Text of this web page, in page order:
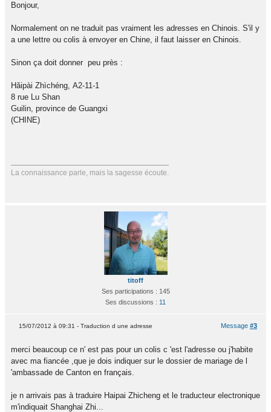
Bonjour,
Normalement on ne traduit pas vraiment les adresses en Chinois. S'il y
a une lettre ou colis à envoyer en Chine, il faut laisser en Chinois.
Sinon ça doit donner peu près :
Hǎipài Zhìchéng, A2-11-1
8 rue Lu Shan
Guilin, province de Guangxi
(CHINE)
La connaissance parle, mais la sagesse écoute.
titoff
Ses participations : 145
Ses discussions : 11
Message #3
15/07/2012 à 09:31 - Traduction d une adresse
merci beaucoup ce n' est pas pour un colis c 'est l'adresse ou j'habite
avec ma fiancée ,que je dois indiquer sur le dossier de mariage de l
'ambassade de Canton en français.
je n arrivais pas à traduire Haipai Zhicheng et le traducteur electronique
m'indiquait Shanghai Zhi...